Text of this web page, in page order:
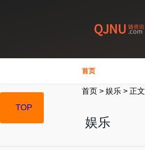
首页
首页 > 娱乐 > 正文
娱乐
TOP